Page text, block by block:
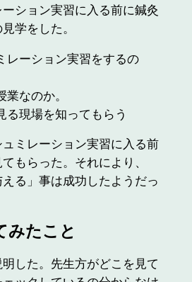
ション実習に入る前に鍼灸
学をした。
レーション実習をするの
なのか。
る現場を知ってもらう
ミレーション実習に入る前
もらった。それにより、
える」事は成功したようだっ
みたこと
した。先生方がどこを見て